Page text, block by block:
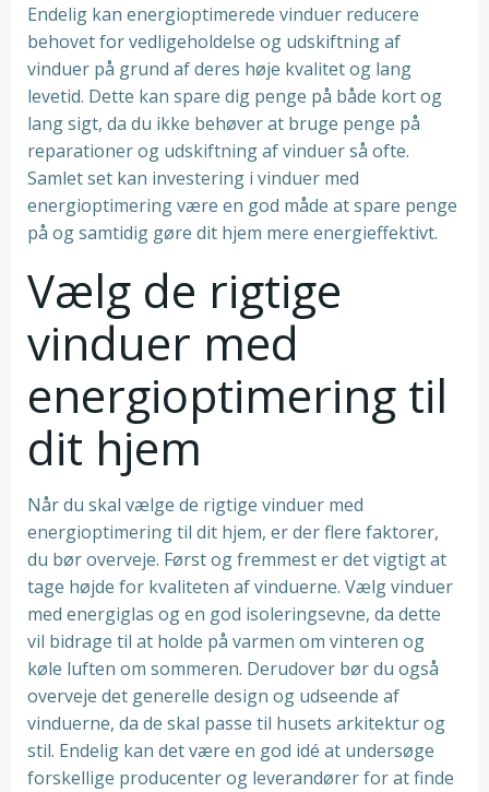
Endelig kan energioptimerede vinduer reducere
behovet for vedligeholdelse og udskiftning af
vinduer på grund af deres høje kvalitet og lang
levetid. Dette kan spare dig penge på både kort og
lang sigt, da du ikke behøver at bruge penge på
reparationer og udskiftning af vinduer så ofte.
Samlet set kan investering i vinduer med
energioptimering være en god måde at spare penge
på og samtidig gøre dit hjem mere energieffektivt.
Vælg de rigtige
vinduer med
energioptimering til
dit hjem
Når du skal vælge de rigtige vinduer med
energioptimering til dit hjem, er der flere faktorer,
du bør overveje. Først og fremmest er det vigtigt at
tage højde for kvaliteten af vinduerne. Vælg vinduer
med energiglas og en god isoleringsevne, da dette
vil bidrage til at holde på varmen om vinteren og
køle luften om sommeren. Derudover bør du også
overveje det generelle design og udseende af
vinduerne, da de skal passe til husets arkitektur og
stil. Endelig kan det være en god idé at undersøge
forskellige producenter og leverandører for at finde